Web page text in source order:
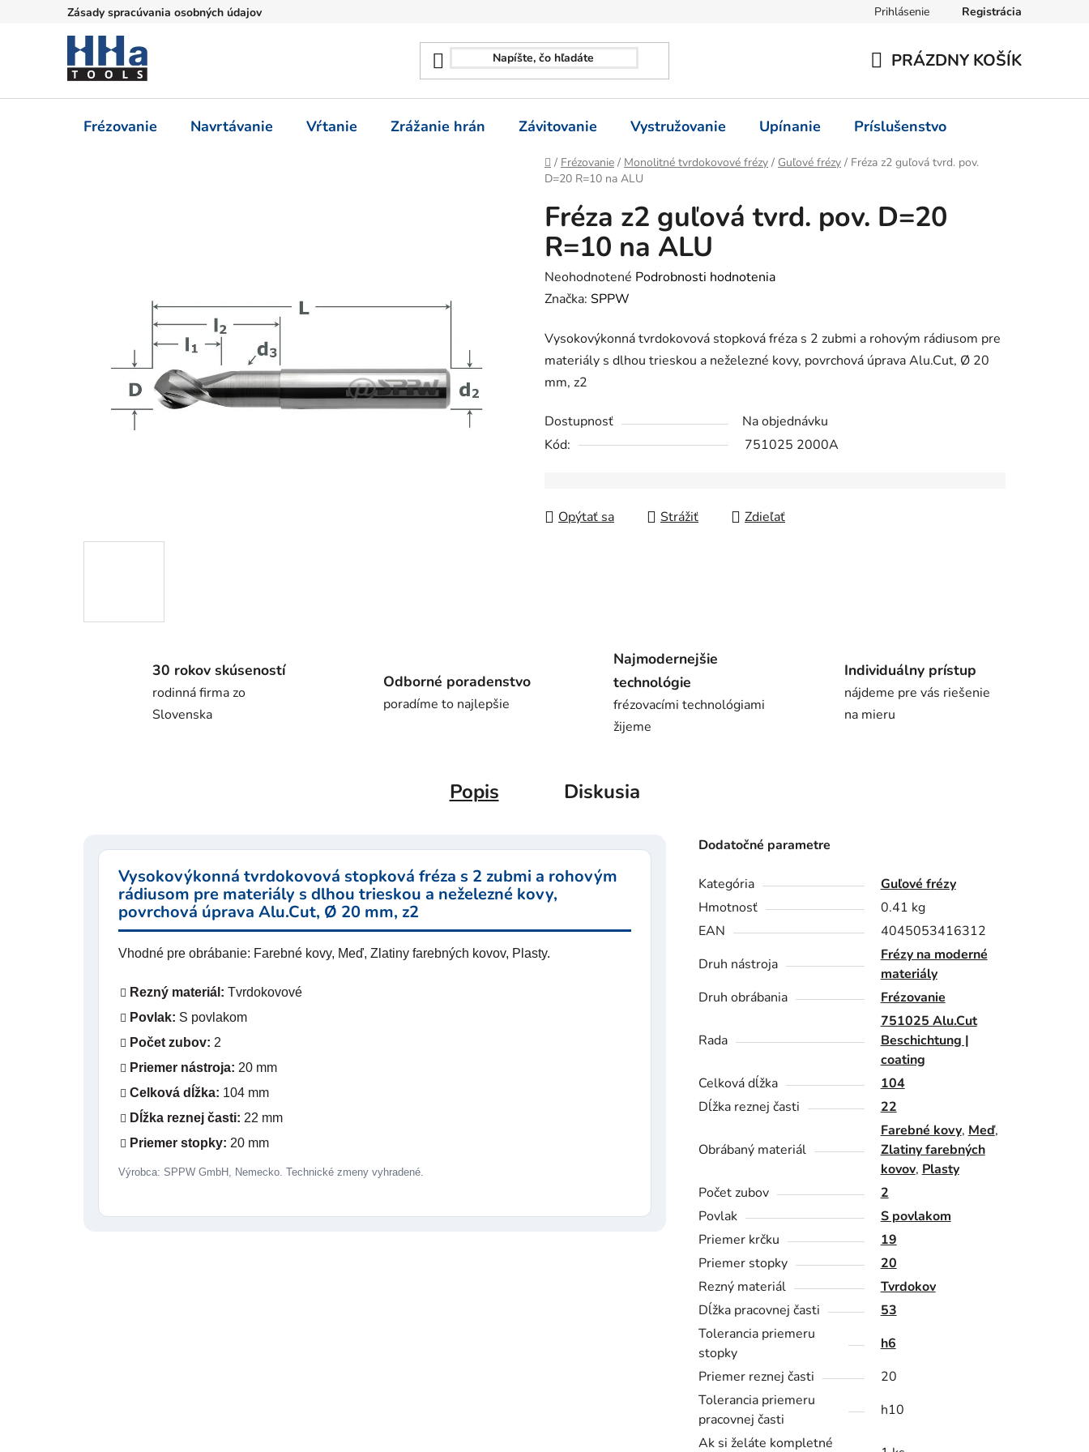
Zásady spracúvania osobných údajov Prihlásenie Registrácia
KOŠÍK
PRÁZDNY KOŠÍK
Frézovanie Navrtávanie Vŕtanie Zrážanie hrán Závitovanie Vystružovanie Upínanie Príslušenstvo
Domov
/ Frézovanie / Monolitné tvrdokovové frézy / Guľové frézy / Fréza z2 guľová tvrd. pov.
D=20 R=10 na ALU
Fréza z2 guľová tvrd. pov. D=20
R=10 na ALU
Priemerné
hodnotenie
je
0,0
z
hviezdičiek.
Neohodnotené Podrobnosti hodnotenia
Značka: SPPW
Vysokovýkonná tvrdokovová stopková fréza s 2 zubmi a rohovým rádiusom pre
materiály s dlhou trieskou a neželezné kovy, povrchová úprava Alu.Cut, Ø 20
mm, z2
Dostupnosť
Na objednávku
Kód:
751025 2000A
Opýtať sa Strážiť Zdieľať
30 rokov skúseností
rodinná firma zo
Slovenska
Odborné poradenstvo
poradíme to najlepšie
Najmodernejšie
technológie
frézovacími technológiami
žijeme
Individuálny prístup
nájdeme pre vás riešenie
na mieru
Popis Diskusia
Vysokovýkonná tvrdokovová stopková fréza s 2 zubmi a rohovým
rádiusom pre materiály s dlhou trieskou a neželezné kovy,
povrchová úprava Alu.Cut, Ø 20 mm, z2
Vhodné pre obrábanie: Farebné kovy, Meď, Zlatiny farebných kovov, Plasty.
Rezný materiál: Tvrdokovové
Povlak: S povlakom
Počet zubov: 2
Priemer nástroja: 20 mm
Celková dĺžka: 104 mm
Dĺžka reznej časti: 22 mm
Priemer stopky: 20 mm
Výrobca: SPPW GmbH, Nemecko. Technické zmeny vyhradené.
Dodatočné parametre
Kategória
Guľové frézy
Hmotnosť
0.41 kg
EAN
4045053416312
Druh nástroja
Frézy na moderné
materiály
Druh obrábania
Frézovanie
Rada
751025 Alu.Cut
Beschichtung |
coating
Celková dĺžka
104
Dĺžka reznej časti
22
Obrábaný materiál
Farebné kovy, Meď,
Zlatiny farebných
kovov, Plasty
Počet zubov
2
Povlak
S povlakom
Priemer krčku
19
Priemer stopky
20
Rezný materiál
Tvrdokov
Dĺžka pracovnej časti
53
Tolerancia priemeru
stopky
h6
Priemer reznej časti
20
Tolerancia priemeru
pracovnej časti
h10
Ak si želáte kompletné